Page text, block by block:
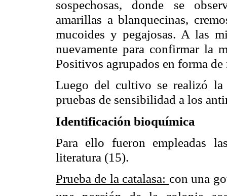
sospechosas, donde se
amarillas a blanquecinas,
mucoides y pegajosas. A las
nuevamente para confirmar la
Positivos agrupados en forma
Luego del cultivo se realizó
pruebas de sensibilidad a los
Identificación bioquímica
Para ello fueron empleadas
literatura (15).
Prueba de la catalasa: con una